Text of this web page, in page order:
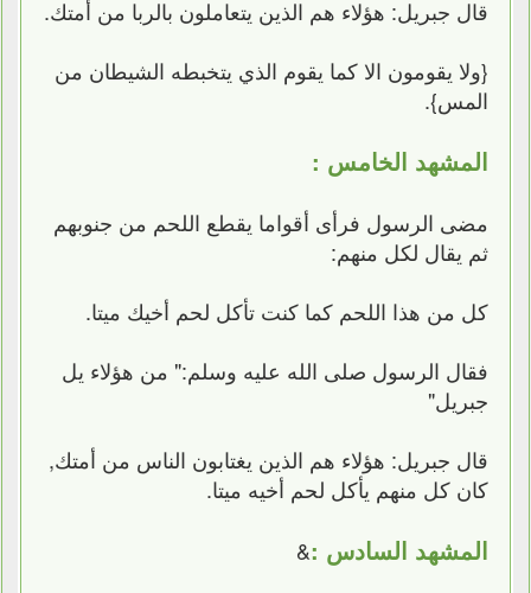
قال جبريل: هؤلاء هم الذين يتعاملون بالربا من أمتك.
{ولا يقومون الا كما يقوم الذي يتخبطه الشيطان من
المس}.
المشهد الخامس :
مضى الرسول فرأى أقواما يقطع اللحم من جنوبهم
ثم يقال لكل منهم:
كل من هذا اللحم كما كنت تأكل لحم أخيك ميتا.
فقال الرسول صلى الله عليه وسلم:" من هؤلاء يل
جبريل"
قال جبريل: هؤلاء هم الذين يغتابون الناس من أمتك,
كان كل منهم يأكل لحم أخيه ميتا.
المشهد السادس :&